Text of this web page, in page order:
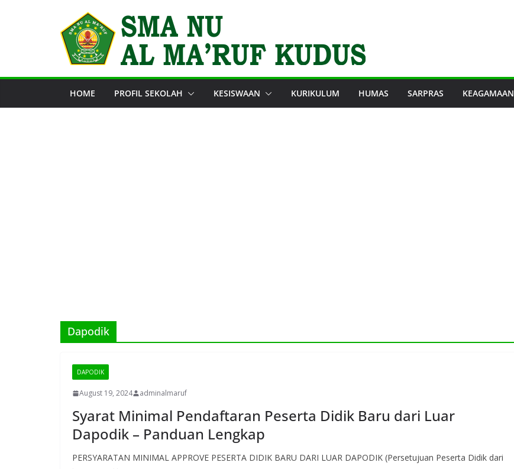
HOME PROFIL SEKOLAH KESISWAAN KURIKULUM HUMAS SARPRAS KEAGAMAAN
Dapodik
DAPODIK
August 19, 2024 adminalmaruf
Syarat Minimal Pendaftaran Peserta Didik Baru dari Luar
Dapodik – Panduan Lengkap
PERSYARATAN MINIMAL APPROVE PESERTA DIDIK BARU DARI LUAR DAPODIK (Persetujuan Peserta Didik dari